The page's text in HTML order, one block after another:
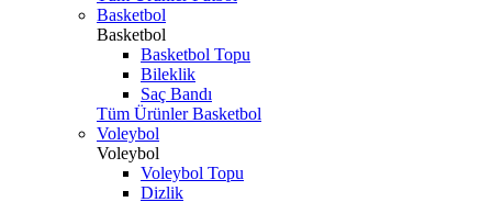
Basketbol
Basketbol
Basketbol Topu
Bileklik
Saç Bandı
Tüm Ürünler Basketbol
Voleybol
Voleybol
Voleybol Topu
Dizlik